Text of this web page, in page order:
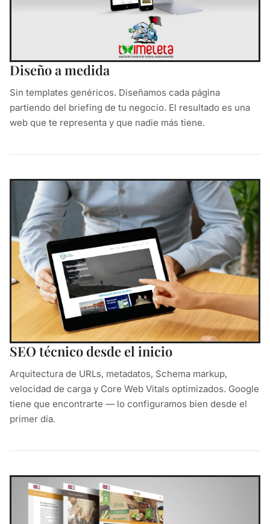
Diseño a medida
Sin templates genéricos. Diseñamos cada página
partiendo del briefing de tu negocio. El resultado es una
web que te representa y que nadie más tiene.
SEO técnico desde el inicio
Arquitectura de URLs, metadatos, Schema markup,
velocidad de carga y Core Web Vitals optimizados. Google
tiene que encontrarte — lo configuramos bien desde el
primer día.